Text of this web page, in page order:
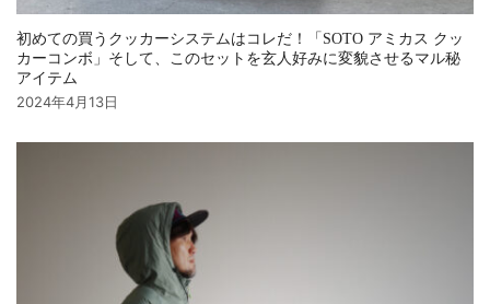
初めての買うクッカーシステムはコレだ！「SOTO アミカス クッ
カーコンボ」そして、このセットを玄人好みに変貌させるマル秘
アイテム
2024年4月13日